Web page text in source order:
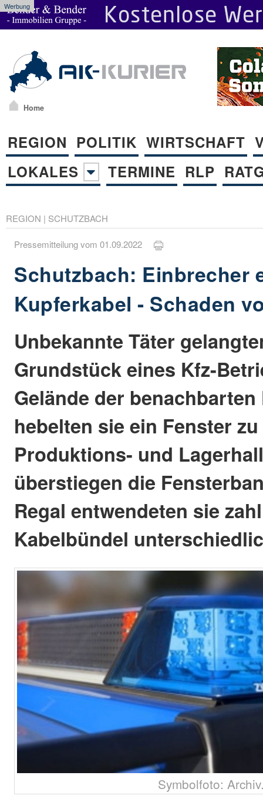
Werbung
Home
REGION POLITIK WIRTSCHAFT
LOKALES
TERMINE RLP
REGION | SCHUTZBACH
Pressemitteilung vom 01.09.2022
Schutzbach: Einbrecher
Kupferkabel - Schaden
Unbekannte Täter
Grundstück eines Kfz-
Gelände der
hebelten sie ein Fenster
Produktions- und
überstiegen die
Regal entwendeten sie
Kabelbündel
Symbolfoto: